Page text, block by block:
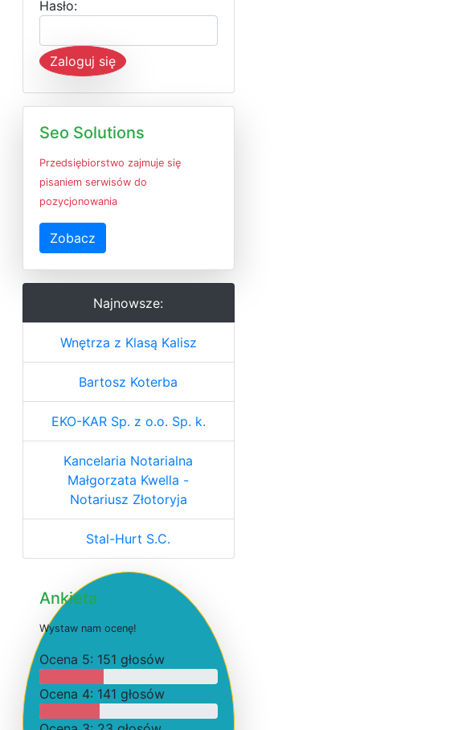
Hasło:
Zaloguj się
Seo Solutions
Przedsiębiorstwo zajmuje się
pisaniem serwisów do
pozycjonowania
Zobacz
Najnowsze:
Wnętrza z Klasą Kalisz
Bartosz Koterba
EKO-KAR Sp. z o.o. Sp. k.
Kancelaria Notarialna
Małgorzata Kwella -
Notariusz Złotoryja
Stal-Hurt S.C.
Ankieta
Wystaw nam ocenę!
Ocena 5: 151 głosów
Ocena 4: 141 głosów